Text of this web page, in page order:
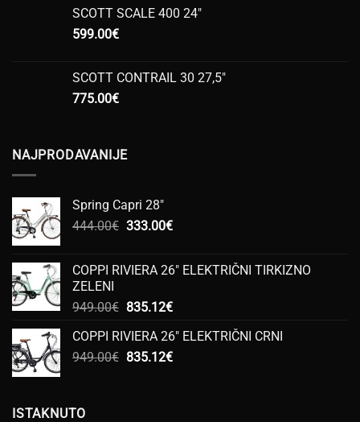
SCOTT SCALE 400 24"
599.00€
SCOTT CONTRAIL 30 27,5"
775.00€
NAJPRODAVANIJE
Spring Capri 28"
444.00€ Izvorna
je:
333.00€Trenutna
333.00€.
COPPI RIVIERA 26" ELEKTRIČNI TIRKIZNO
ZELENI
949.00€ Izvorna
bila
je:
835.12€Trenutna
je:
835.12€.
COPPI RIVIERA 26" ELEKTRIČNI CRNI
949.00€ Izvorna
835.12€Trenutna
ISTAKNUTO